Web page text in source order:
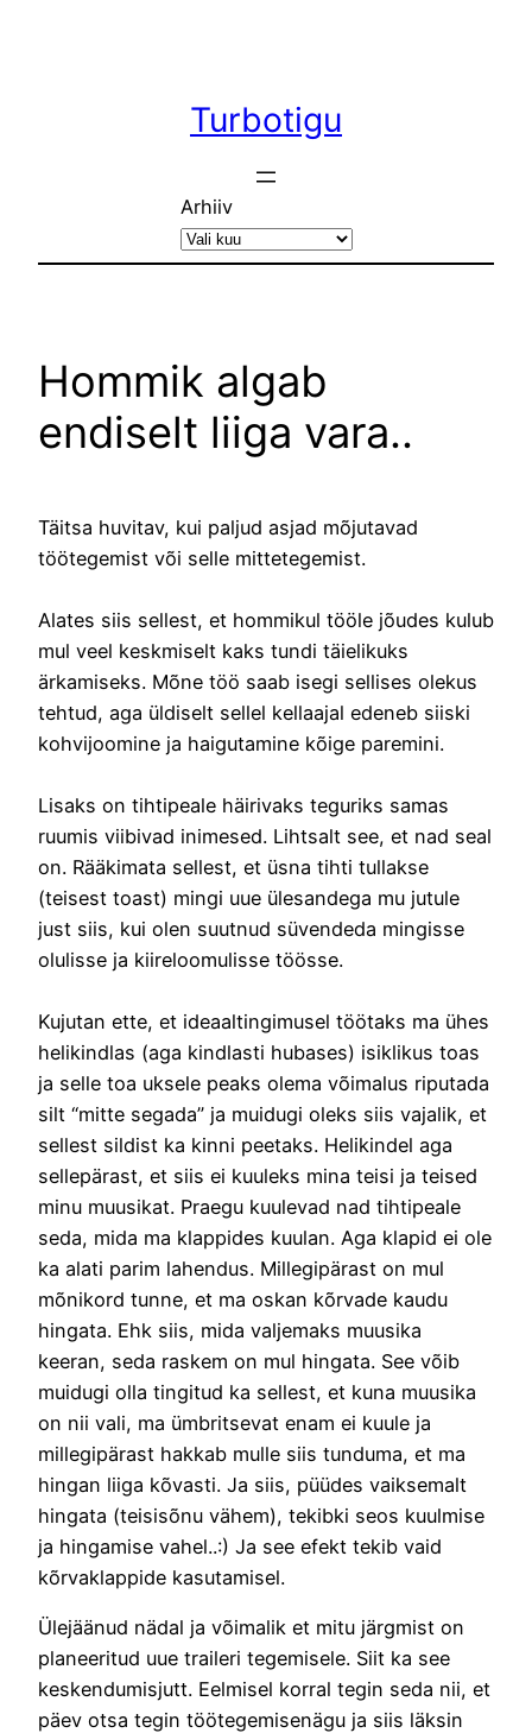
Turbotigu
Arhiiv
Hommik algab
endiselt liiga vara..
Täitsa huvitav, kui paljud asjad mõjutavad
töötegemist või selle mittetegemist.
Alates siis sellest, et hommikul tööle jõudes kulub
mul veel keskmiselt kaks tundi täielikuks
ärkamiseks. Mõne töö saab isegi sellises olekus
tehtud, aga üldiselt sellel kellaajal edeneb siiski
kohvijoomine ja haigutamine kõige paremini.
Lisaks on tihtipeale häirivaks teguriks samas
ruumis viibivad inimesed. Lihtsalt see, et nad seal
on. Rääkimata sellest, et üsna tihti tullakse
(teisest toast) mingi uue ülesandega mu jutule
just siis, kui olen suutnud süvendeda mingisse
olulisse ja kiireloomulisse töösse.
Kujutan ette, et ideaaltingimusel töötaks ma ühes
helikindlas (aga kindlasti hubases) isiklikus toas
ja selle toa uksele peaks olema võimalus riputada
silt “mitte segada” ja muidugi oleks siis vajalik, et
sellest sildist ka kinni peetaks. Helikindel aga
sellepärast, et siis ei kuuleks mina teisi ja teised
minu muusikat. Praegu kuulevad nad tihtipeale
seda, mida ma klappides kuulan. Aga klapid ei ole
ka alati parim lahendus. Millegipärast on mul
mõnikord tunne, et ma oskan kõrvade kaudu
hingata. Ehk siis, mida valjemaks muusika
keeran, seda raskem on mul hingata. See võib
muidugi olla tingitud ka sellest, et kuna muusika
on nii vali, ma ümbritsevat enam ei kuule ja
millegipärast hakkab mulle siis tunduma, et ma
hingan liiga kõvasti. Ja siis, püüdes vaiksemalt
hingata (teisisõnu vähem), tekibki seos kuulmise
ja hingamise vahel..:) Ja see efekt tekib vaid
kõrvaklappide kasutamisel.
Ülejäänud nädal ja võimalik et mitu järgmist on
planeeritud uue traileri tegemisele. Siit ka see
keskendumisjutt. Eelmisel korral tegin seda nii, et
päev otsa tegin töötegemisenägu ja siis läksin